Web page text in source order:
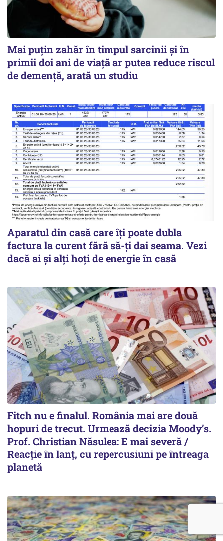
Mai puțin zahăr în timpul sarcinii și în
primii doi ani de viață ar putea reduce riscul
de demență, arată un studiu
Aparatul din casă care îți poate dubla
factura la curent fără să-ți dai seama. Vezi
dacă ai și alți hoți de energie în casă
Fitch nu e finalul. România mai are două
hopuri de trecut. Urmează decizia Moody’s.
Prof. Christian Năsulea: E mai severă /
Reacție în lanț, cu repercusiuni pe întreaga
planetă